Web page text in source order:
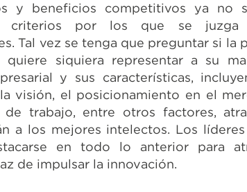
y beneficios competitivos ya no
criterios por los que se
Tal vez se tenga que preguntar si la
quiere siquiera representar a su
y sus características,
visión, el posicionamiento en el
trabajo, entre otros factores,
a los mejores intelectos. Los
en todo lo anterior para
de impulsar la innovación.